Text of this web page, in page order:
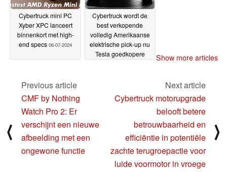
Cybertruck mini PC
Xyber XPC lanceert
binnenkort met high-
end specs 06-07-2024
Cybertruck wordt de
best verkopende
volledig Amerikaanse
elektrische pick-up nu
Tesla goedkopere
Show more articles
⟨
Previous article
CMF by Nothing
Watch Pro 2: Er
verschijnt een nieuwe
afbeelding met een
ongewone functie
Next article
Cybertruck motorupgrade
belooft betere
betrouwbaarheid en
efficiëntie in potentiële
zachte terugroepactie voor
luide voormotor in vroege
⟩